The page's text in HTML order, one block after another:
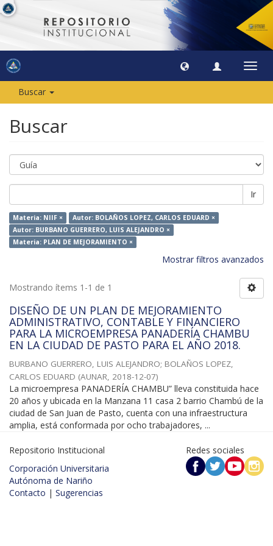
Buscar
Buscar
Ir
Materia: NIIF ×
Autor: BOLAÑOS LOPEZ, CARLOS EDUARD ×
Autor: BURBANO GUERRERO, LUIS ALEJANDRO ×
Materia: PLAN DE MEJORAMIENTO ×
Mostrar filtros avanzados
Mostrando ítems 1-1 de 1
DISEÑO DE UN PLAN DE MEJORAMIENTO
ADMINISTRATIVO, CONTABLE Y FINANCIERO
PARA LA MICROEMPRESA PANADERÍA CHAMBU
EN LA CIUDAD DE PASTO PARA EL AÑO 2018.
BURBANO GUERRERO, LUIS ALEJANDRO; BOLAÑOS LOPEZ,
CARLOS EDUARD (AUNAR, 2018-12-07)
La microempresa PANADERÍA CHAMBU” lleva constituida hace
20 años y ubicada en la Manzana 11 casa 2 barrio Chambú de la
ciudad de San Juan de Pasto, cuenta con una infraestructura
amplia, está conformada por ocho trabajadores, ...
Repositorio Institucional
Corporación Universitaria
Autónoma de Nariño
Contacto | Sugerencias
Redes sociales